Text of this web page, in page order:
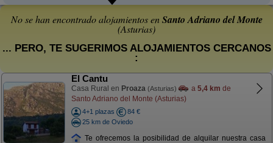
No se han encontrado alojamientos enSanto Adriano del Monte
(Asturias)
... PERO, TE SUGERIMOS ALOJAMIENTOS CERCANOS
:
El Cantu
Casa Rural en Proaza (Asturias) a 5,4 km de
Santo Adriano del Monte (Asturias)
4+1 plazas
84 €
25 km de Oviedo
Te ofrecemos la posibilidad de alquilar nuestra casa